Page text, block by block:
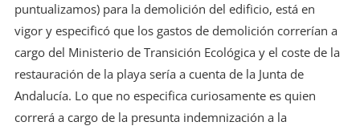
puntualizamos) para la demolición del edificio, está en
vigor y especificó que los gastos de demolición correrían a
cargo del Ministerio de Transición Ecológica y el coste de la
restauración de la playa sería a cuenta de la Junta de
Andalucía. Lo que no especifica curiosamente es quien
correrá a cargo de la presunta indemnización a la